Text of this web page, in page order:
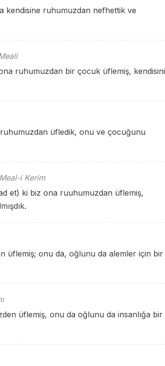
kendisine ruhumuzdan nefhettik ve
ruhumuzdan bir çocuk üflemiş, kendisini
üfledik, onu ve çocuğunu
i Kerim
et) ki biz ona ruuhumuzdan üflemiş,
üflemiş; onu da, oğlunu da alemler için bir
üflemiş, onu da oğlunu da insanlığa bir